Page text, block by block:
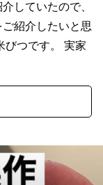
していたので、
紹介したいと思
びつです。 実家